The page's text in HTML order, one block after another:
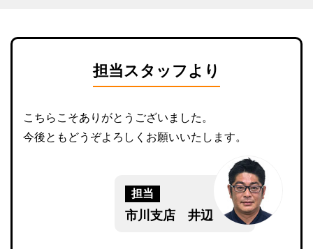
担当スタッフより
こちらこそありがとうございました。
今後ともどうぞよろしくお願いいたします。
担当
市川支店 井辺